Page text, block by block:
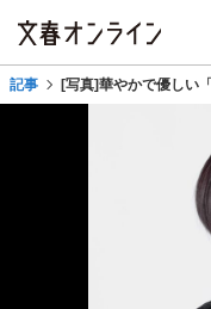
記事 [写真]華やかで優しい